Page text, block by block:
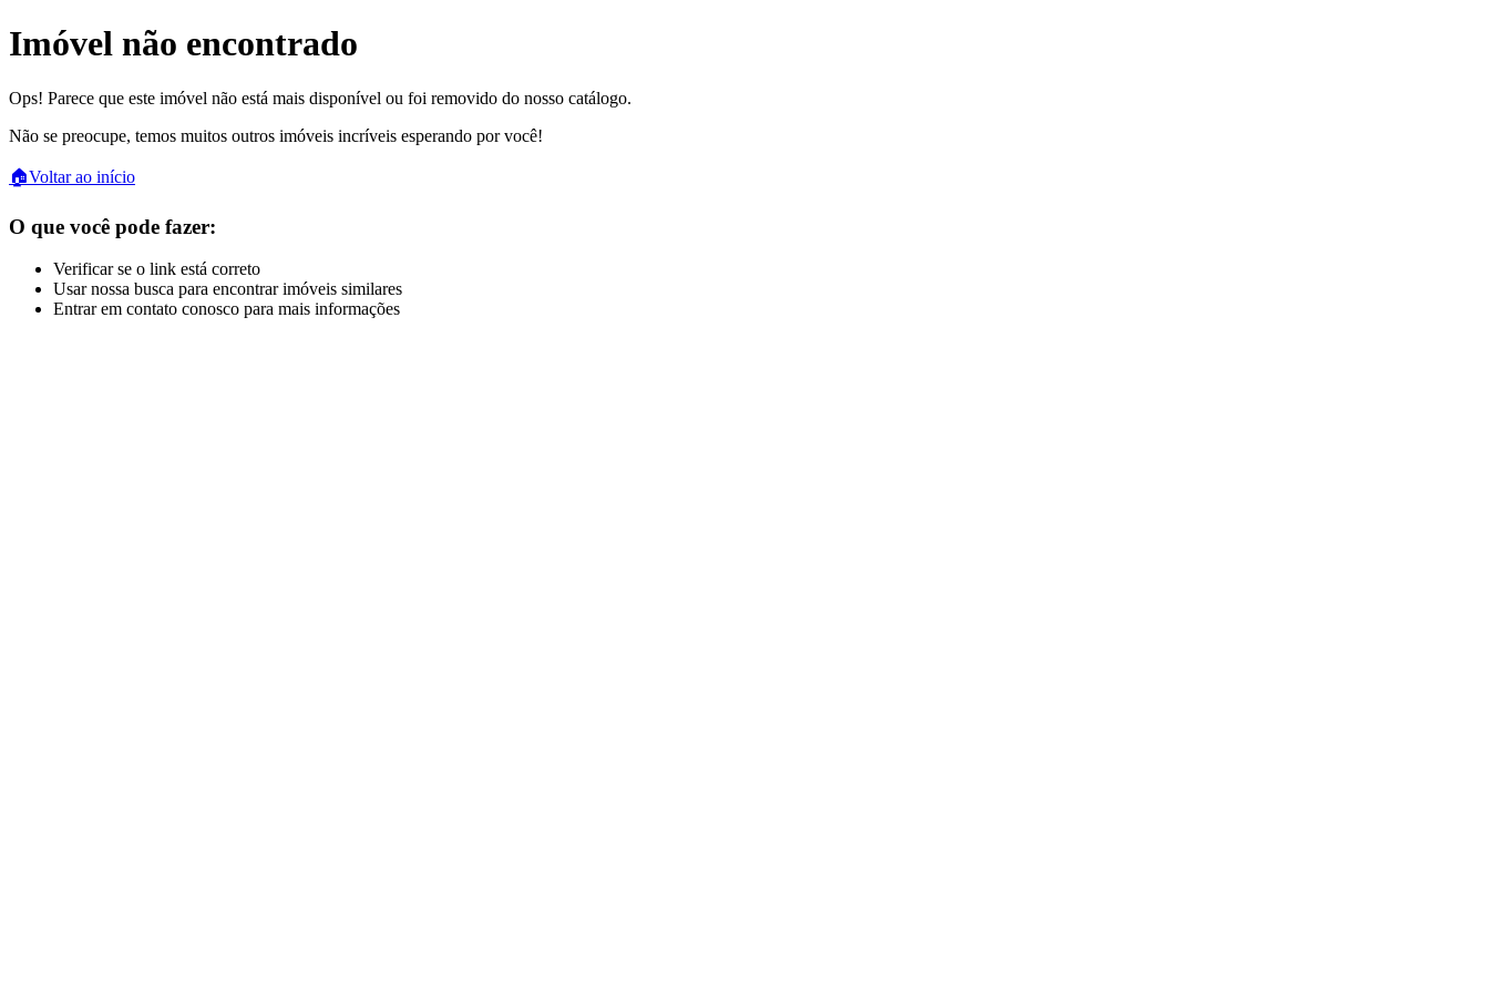
Imóvel não encontrado
Ops! Parece que este imóvel não está mais disponível ou foi removido do nosso catálogo.
Não se preocupe, temos muitos outros imóveis incríveis esperando por você!
🏠Voltar ao início
O que você pode fazer:
Verificar se o link está correto
Usar nossa busca para encontrar imóveis similares
Entrar em contato conosco para mais informações